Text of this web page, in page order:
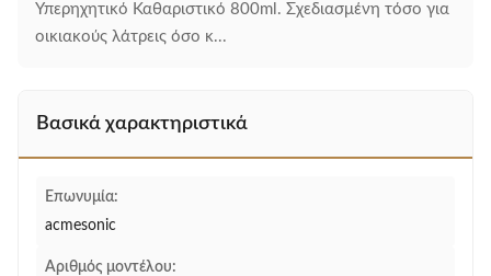
Υπερηχητικό Καθαριστικό 800ml. Σχεδιασμένη τόσο για
οικιακούς λάτρεις όσο κ...
Βασικά χαρακτηριστικά
Επωνυμία:
acmesonic
Αριθμός μοντέλου: